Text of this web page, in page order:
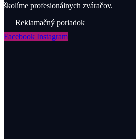
školíme profesionálnych zváračov.
Reklamačný poriadok
Facebook Instagram